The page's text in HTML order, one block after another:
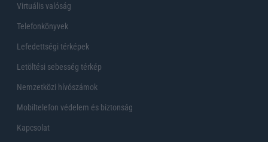
Virtuális valóság
Telefonkönyvek
Lefedettségi térképek
Letöltési sebesség térkép
Nemzetközi hívószámok
Mobiltelefon védelem és biztonság
Kapcsolat